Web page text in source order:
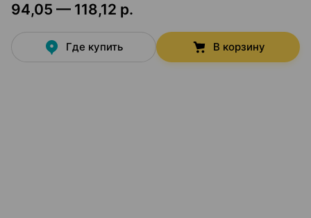
94,05 — 118,12 р.
Где купить В корзину